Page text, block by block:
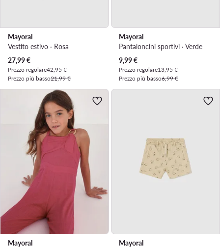
Mayoral
Vestito estivo · Rosa
Prezzo attuale
27,99€
Prezzo regolare42,95 €
Prezzo più basso21,99 €
Mayoral
Pantaloncini sportivi · Verde
Prezzo attuale
9,99€
Prezzo regolare13,95 €
Prezzo più basso6,99 €
Mayoral
Mayoral